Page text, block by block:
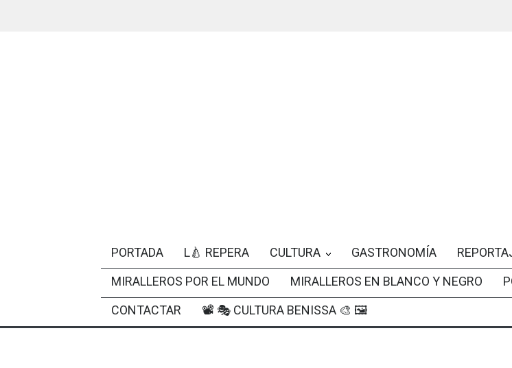
PORTADA L🍐 REPERA CULTURA GASTRONOMÍA
MIRALLEROS POR EL MUNDO
MIRALLEROS EN BLANCO Y NEGRO
CONTACTAR
📽 🎭 CULTURA BENISSA 🎨 🖼